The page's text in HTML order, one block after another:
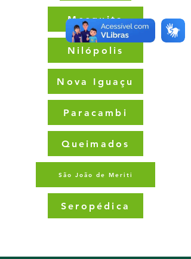
Mesquita
Nilópolis
Nova Iguaçu
Paracambi
Queimados
São João de Meriti
Seropédica